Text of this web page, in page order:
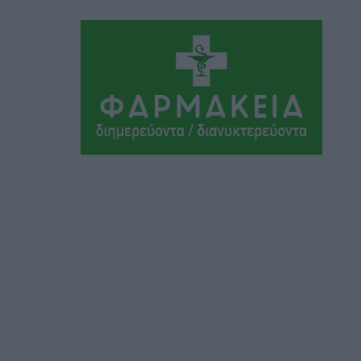
Συνελήφθη 37χρονη στη Ρόδο γιατί
είχε αφήσει τα τρία ανήλικα παιδιά της
χωρίς επιτήρηση
Τοπικές Ειδήσεις πριν 4 ώρες
Σταυρός Καλυθιών: Απέκτησε την